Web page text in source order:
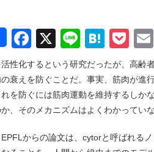
Facebook
X Line
性化するという研究だったが、高齢
衰えを防ぐことだ。事実、筋肉が進
を防ぐには筋肉運動を維持するしか
、そのメカニズムはよくわかってい
からの論文は、cytorと呼ばれる